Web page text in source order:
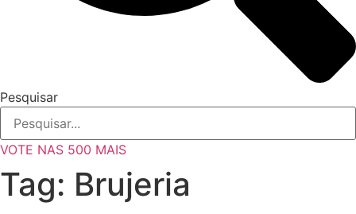
Pesquisar
VOTE NAS 500 MAIS
Tag: Brujeria